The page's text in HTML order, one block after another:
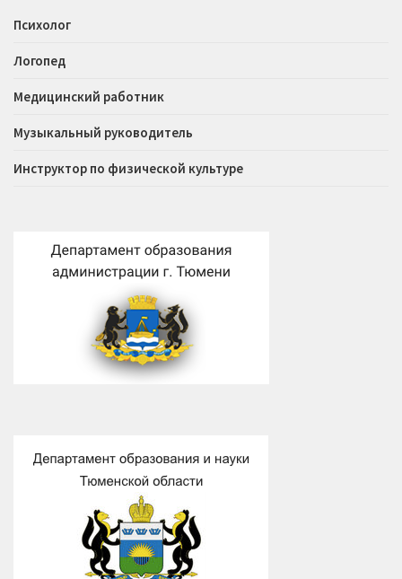
Психолог
Логопед
Медицинский работник
Музыкальный руководитель
Инструктор по физической культуре